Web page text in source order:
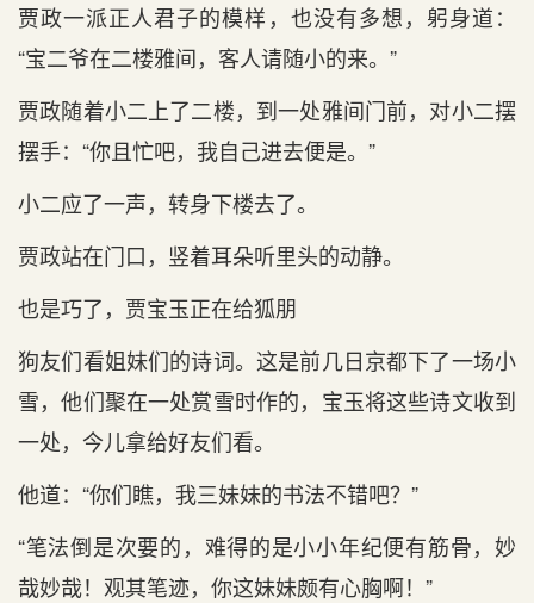
贾政一派正人君子的模样，也没有多想，躬身道：
“宝二爷在二楼雅间，客人请随小的来。”
贾政随着小二上了二楼，到一处雅间门前，对小二摆
摆手：“你且忙吧，我自己进去便是。”
小二应了一声，转身下楼去了。
贾政站在门口，竖着耳朵听里头的动静。
也是巧了，贾宝玉正在给狐朋
狗友们看姐妹们的诗词。这是前几日京都下了一场小
雪，他们聚在一处赏雪时作的，宝玉将这些诗文收到
一处，今儿拿给好友们看。
他道：“你们瞧，我三妹妹的书法不错吧？”
“笔法倒是次要的，难得的是小小年纪便有筋骨，妙
哉妙哉！观其笔迹，你这妹妹颇有心胸啊！”